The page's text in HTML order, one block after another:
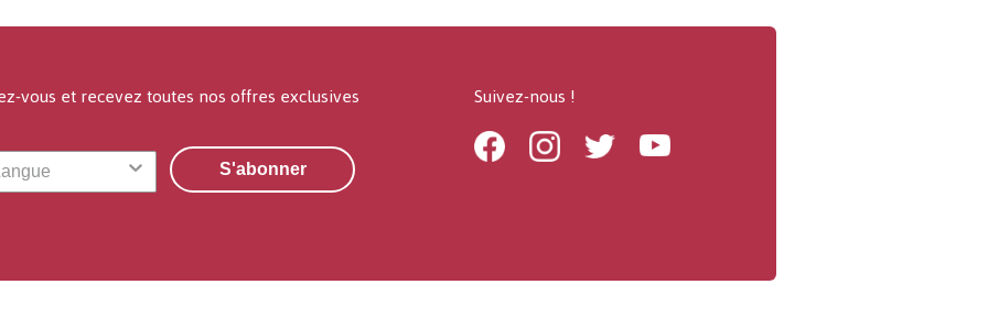
vous et recevez toutes nos offres exclusives
S'abonner
Suivez-nous !
FacebookInstagramTwitter Youtube